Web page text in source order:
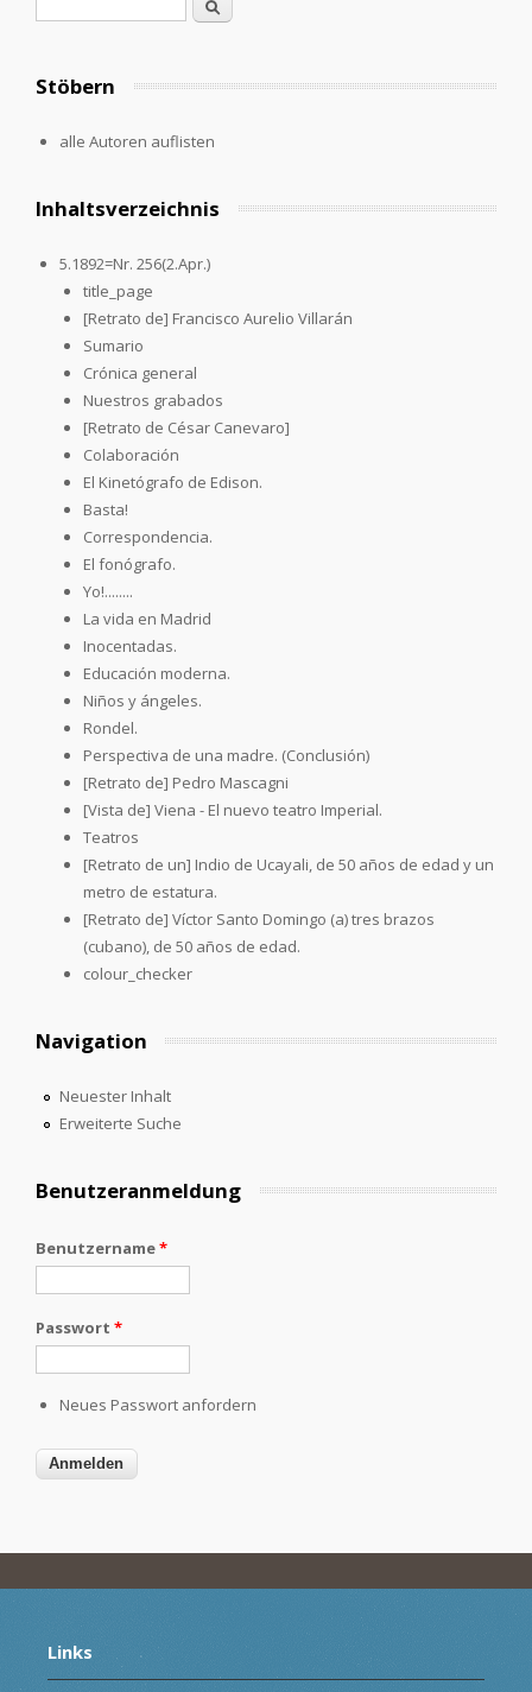
Suche
Stöbern
alle Autoren auflisten
Inhaltsverzeichnis
5.1892=Nr. 256(2.Apr.)
title_page
[Retrato de] Francisco Aurelio Villarán
Sumario
Crónica general
Nuestros grabados
[Retrato de César Canevaro]
Colaboración
El Kinetógrafo de Edison.
Basta!
Correspondencia.
El fonógrafo.
Yo!........
La vida en Madrid
Inocentadas.
Educación moderna.
Niños y ángeles.
Rondel.
Perspectiva de una madre. (Conclusión)
[Retrato de] Pedro Mascagni
[Vista de] Viena - El nuevo teatro Imperial.
Teatros
[Retrato de un] Indio de Ucayali, de 50 años de edad y un
metro de estatura.
[Retrato de] Víctor Santo Domingo (a) tres brazos
(cubano), de 50 años de edad.
colour_checker
Navigation
Neuester Inhalt
Erweiterte Suche
Benutzeranmeldung
Benutzername*
Passwort *
Neues Passwort anfordern
Links